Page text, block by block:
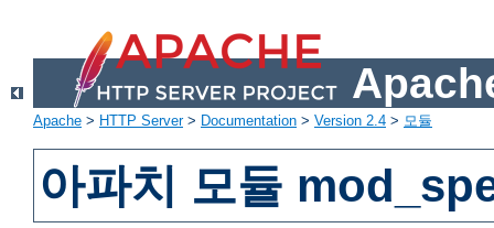
Apache > HTTP Server> Documentation > Version 2.4 > 모듈
아파치 모듈